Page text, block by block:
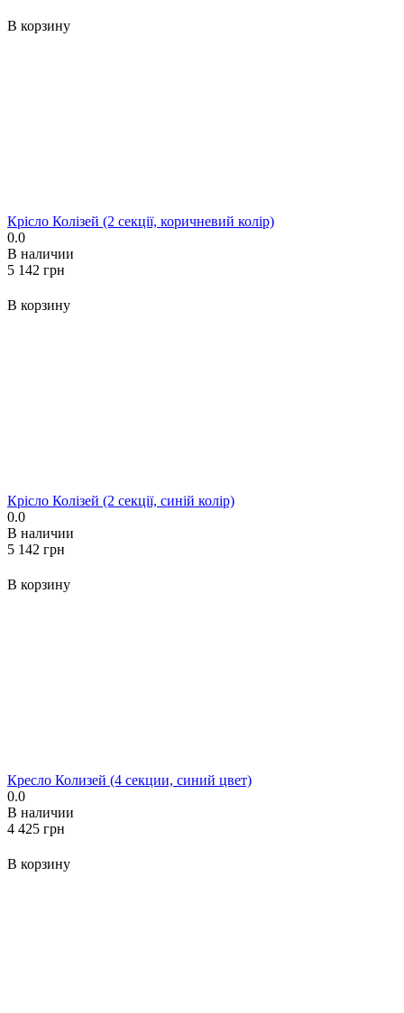
В корзину
Крісло Колізей (2 секції, коричневий колір)
0.0
В наличии
‍5 142‍ грн
В корзину
Крісло Колізей (2 секції, синій колір)
0.0
В наличии
‍5 142‍ грн
В корзину
Кресло Колизей (4 секции, синий цвет)
0.0
В наличии
‍4 425‍ грн
В корзину